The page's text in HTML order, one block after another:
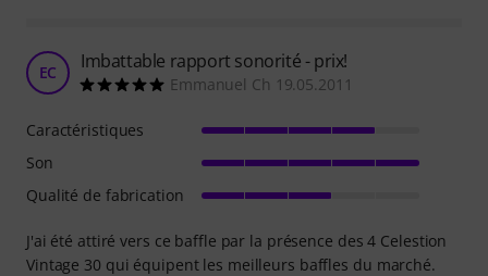
EC Imbattable rapport sonorité - prix!
Emmanuel Ch 19.05.2011
J'ai été attiré vers ce baffle par la présence des 4 Celestion
Vintage 30 qui équipent les meilleurs baffles du marché.
Caractéristiques
Son
Qualité de fabrication